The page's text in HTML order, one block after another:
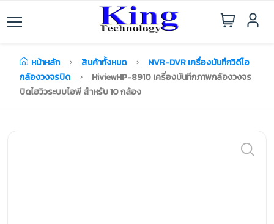
หน้าหลัก สินค้าทั้งหมด
NVR-DVR เครื่องบันทึกวิดีโอ
กล้องวงจรปิด
HiviewHP-8910 เครื่องบันทึกภาพกล้องวงจร
ปิดไฮวิวระบบไอพี สำหรับ 10 กล้อง